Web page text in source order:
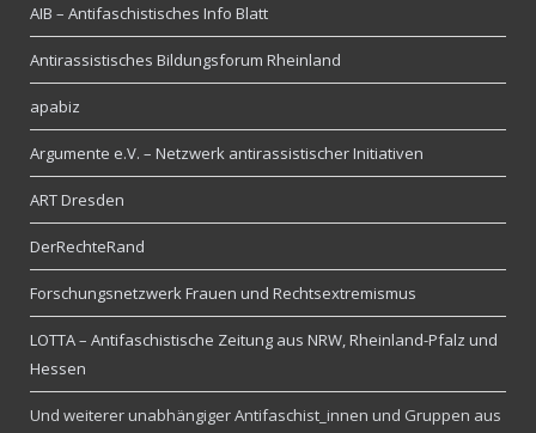
AIB – Antifaschistisches Info Blatt
Antirassistisches Bildungsforum Rheinland
apabiz
Argumente e.V. – Netzwerk antirassistischer Initiativen
ART Dresden
DerRechteRand
Forschungsnetzwerk Frauen und Rechtsextremismus
LOTTA – Antifaschistische Zeitung aus NRW, Rheinland-Pfalz und
Hessen
Und weiterer unabhängiger Antifaschist_innen und Gruppen aus